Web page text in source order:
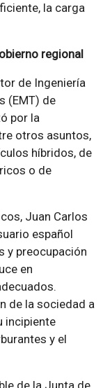
la carga
regional
de Ingeniería
(EMT) de
por la
otros asuntos,
híbridos, de
o de
Juan Carlos
español
y preocupación
en
de la sociedad a
incipiente
y el
de la Junta de